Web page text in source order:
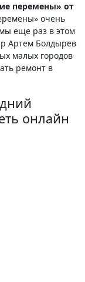
перемены» от
очень
еще раз в этом
Артем Болдырев
малых городов
ремонт в
онлайн